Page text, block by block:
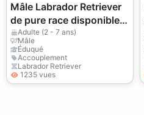
Mâle Labrador Retriever
de pure race disponible
pour la reproduction
Adulte (2 - 7 ans)
Mâle
Éduqué
Accouplement
Labrador Retriever
1235 vues